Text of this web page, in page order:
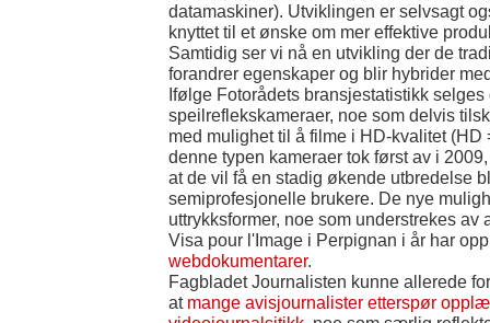
datamaskiner). Utviklingen er selvsagt
knyttet til et ønske om mer effektive
Samtidig ser vi nå en utvikling der de
forandrer egenskaper og blir hybrider
Ifølge Fotorådets bransjestatistikk
speilreflekskameraer, noe som delvis
med mulighet til å filme i HD-kvalitet
denne typen kameraer tok først av i
at de vil få en stadig økende utbredelse
semiprofesjonelle brukere. De nye
uttrykksformer, noe som understrekes av
Visa pour l'Image i Perpignan i år har
webdokumentarer.
Fagbladet Journalisten kunne allerede
at mange avisjournalister etterspør